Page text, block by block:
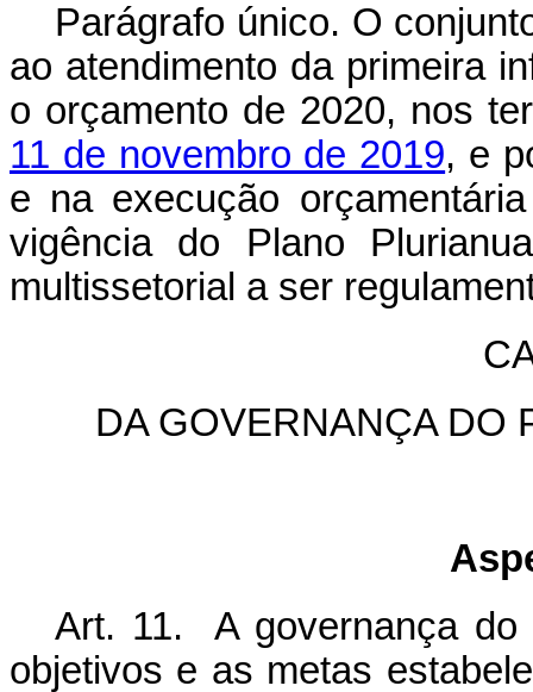
Parágrafo único. O
ao atendimento da primeira
o orçamento de 2020, nos
11 de novembro de 2019, e
e na execução
vigência do Plano
multissetorial a ser
DA GOVERNANÇA DO
Art. 11. A governança do
objetivos e as metas